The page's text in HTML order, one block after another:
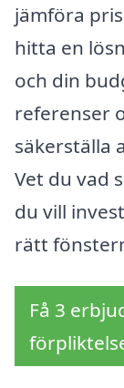
jämföra
hitta en
och din
referenser
säkerställa
Vet du vad
du vill
rätt
Få 3